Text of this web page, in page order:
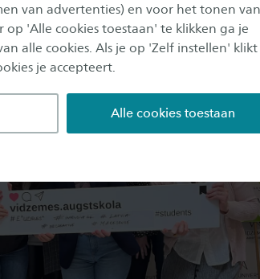
van advertenties) en voor het tonen van
op 'Alle cookies toestaan' te klikken ga je
alle cookies. Als je op 'Zelf instellen' klikt
je accepteert.
Alle cookies toestaan